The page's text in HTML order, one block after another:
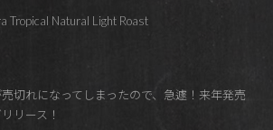
Tropical Natural Light Roast
切れになってしまったので、急遽！来年発売
リース！